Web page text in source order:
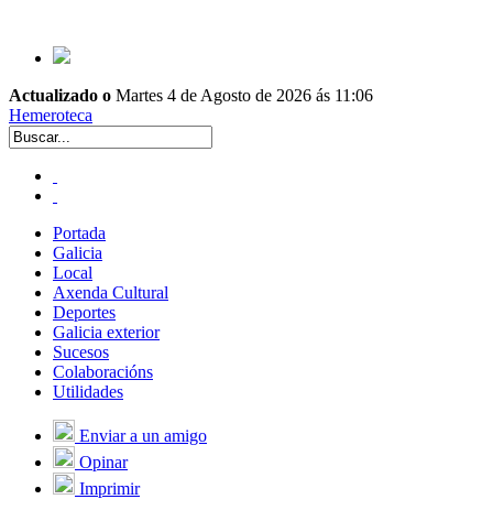
Actualizado o Martes 4 de Agosto de 2026 ás 11:06
Hemeroteca
Portada
Galicia
Local
Axenda Cultural
Deportes
Galicia exterior
Sucesos
Colaboracións
Utilidades
Enviar a un amigo
Opinar
Imprimir